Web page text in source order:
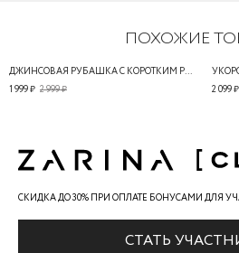
ПОХОЖИЕ
ДЖИНСОВАЯ РУБАШКА С КОРОТКИМ РУКАВОМ
2 999 ₽
1 999 ₽ 2 099 ₽
СКИДКА ДО 30% ПРИ ОПЛАТЕ БОНУСАМИ ДЛЯ
СТАТЬ